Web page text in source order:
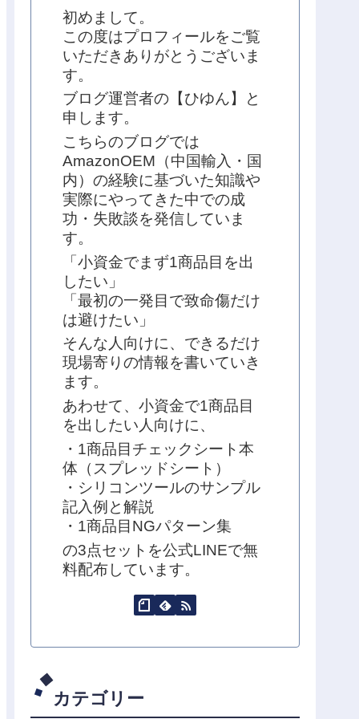
初めまして。
この度はプロフィールをご覧
いただきありがとうございま
す。
ブログ運営者の【ひゆん】と
申します。
こちらのブログでは
AmazonOEM（中国輸入・国
内）の経験に基づいた知識や
実際にやってきた中での成
功・失敗談を発信していま
す。
「小資金でまず1商品目を出
したい」
「最初の一発目で致命傷だけ
は避けたい」
そんな人向けに、できるだけ
現場寄りの情報を書いていき
ます。
あわせて、小資金で1商品目
を出したい人向けに、
・1商品目チェックシート本
体（スプレッドシート）
・シリコンツールのサンプル
記入例と解説
・1商品目NGパターン集
の3点セットを公式LINEで無
料配布しています。
カテゴリー